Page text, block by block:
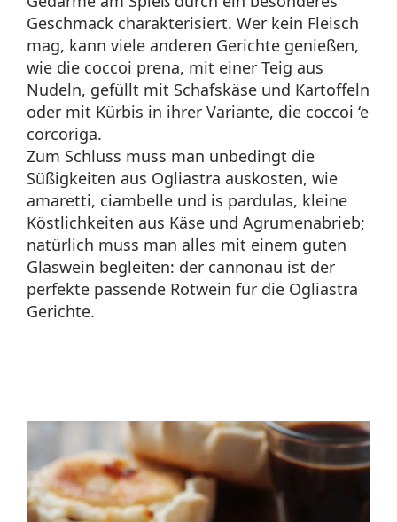
Geschmack charakterisiert. Wer kein Fleisch
mag, kann viele anderen Gerichte genießen,
wie die coccoi prena, mit einer Teig aus
Nudeln, gefüllt mit Schafskäse und Kartoffeln
oder mit Kürbis in ihrer Variante, die coccoi ‘e
corcoriga.
Zum Schluss muss man unbedingt die
Süßigkeiten aus Ogliastra auskosten, wie
amaretti, ciambelle und is pardulas, kleine
Köstlichkeiten aus Käse und Agrumenabrieb;
natürlich muss man alles mit einem guten
Glaswein begleiten: der cannonau ist der
perfekte passende Rotwein für die Ogliastra
Gerichte.